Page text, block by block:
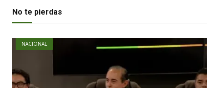
No te pierdas
NACIONAL